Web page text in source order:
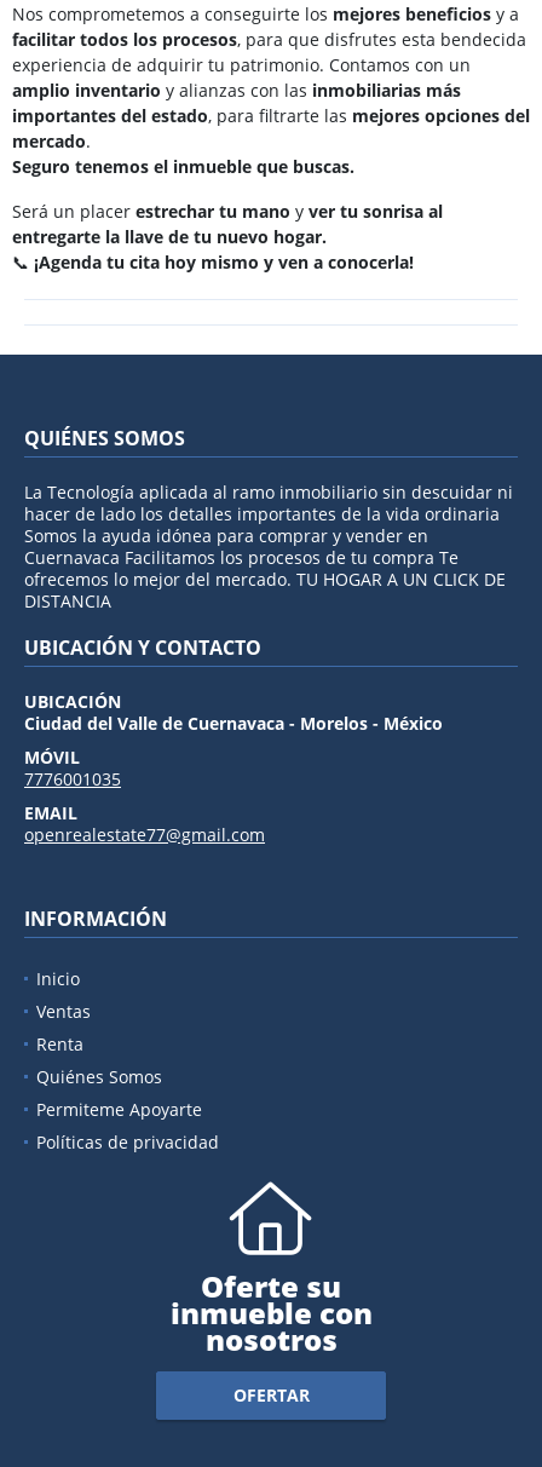
Nos comprometemos a conseguirte los mejores beneficios y a
facilitar todos los procesos, para que disfrutes esta bendecida
experiencia de adquirir tu patrimonio. Contamos con un
amplio inventario y alianzas con las inmobiliarias más
importantes del estado, para filtrarte las mejores opciones del
mercado.
Seguro tenemos el inmueble que buscas.
Será un placer estrechar tu mano y ver tu sonrisa al
entregarte la llave de tu nuevo hogar.
📞 ¡Agenda tu cita hoy mismo y ven a conocerla!
QUIÉNES SOMOS
La Tecnología aplicada al ramo inmobiliario sin descuidar ni
hacer de lado los detalles importantes de la vida ordinaria
Somos la ayuda idónea para comprar y vender en
Cuernavaca Facilitamos los procesos de tu compra Te
ofrecemos lo mejor del mercado. TU HOGAR A UN CLICK DE
DISTANCIA
UBICACIÓN Y CONTACTO
UBICACIÓN
Ciudad del Valle de Cuernavaca - Morelos - México
MÓVIL
7776001035
EMAIL
openrealestate77@gmail.com
INFORMACIÓN
Inicio
Ventas
Renta
Quiénes Somos
Permiteme Apoyarte
Políticas de privacidad
Oferte su
inmueble con
nosotros
OFERTAR